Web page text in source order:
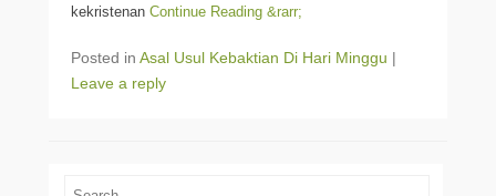
kekristenan Continue Reading &rarr;
Posted in Asal Usul Kebaktian Di Hari Minggu |
Leave a reply
Search